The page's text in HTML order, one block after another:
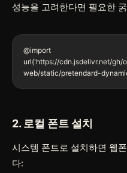
성능을 고려한다면 필요한
@import
url('https://cdn.jsdelivr.net/gh/
web/static/pretendard-
2. 로컬 폰트 설치
시스템 폰트로 설치하면 웹
다: